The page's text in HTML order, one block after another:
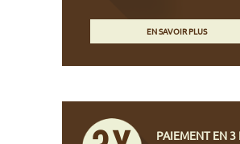
EN SAVOIR PLUS
PAIEMENT EN 3